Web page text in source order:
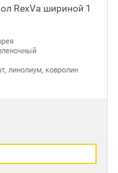
RexVa шириной 1
линолиум, ковролин